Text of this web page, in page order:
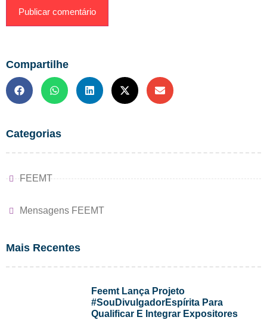
Compartilhe
Categorias
FEEMT
Mensagens FEEMT
Mais Recentes
Feemt Lança Projeto
#SouDivulgadorEspírita Para
Qualificar E Integrar Expositores